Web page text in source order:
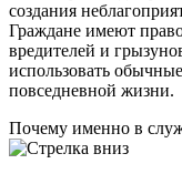
создания
Граждане имеют
вредителей и
использовать
повседневной жизни.
Почему именно в